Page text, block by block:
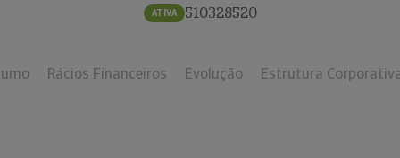
ATIVA 510328520
Rácios Financeiros Evolução Estrutura Corporativa